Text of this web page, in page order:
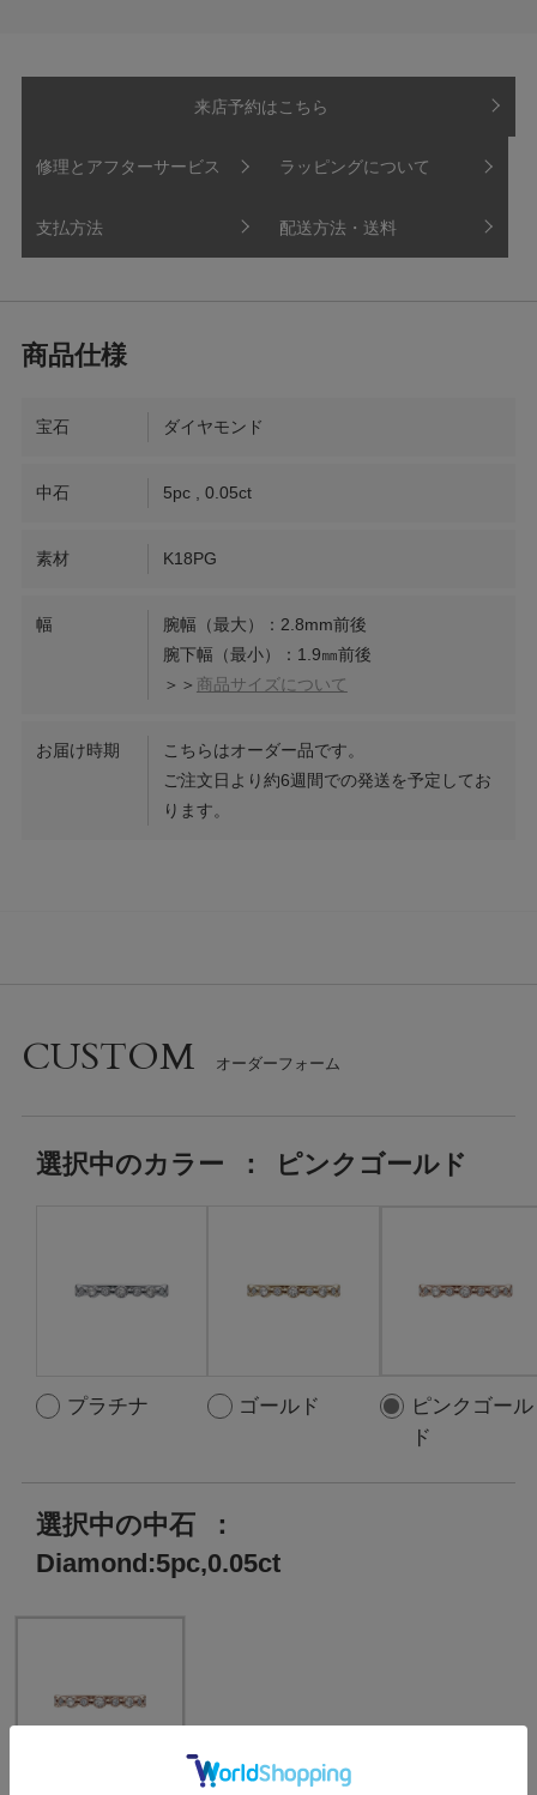
来店予約はこちら
修理とアフターサービス ラッピングについて
支払方法 配送方法・送料
宝石 ダイヤモンド
中石 5pc , 0.05ct
素材 K18PG
幅
腕幅（最大）：2.8mm前後
腕下幅（最小）：1.9㎜前後
＞＞ 商品サイズについて
お届け時期
こちらはオーダー品です。
ご注文日より約6週間での発送を予定してお
ります。
CUSTOM
選択中のカラー ： ピンクゴールド
プラチナ ゴールド
ピンクゴール
ド
選択中の中石
：
Diamond:5pc,0.05ct